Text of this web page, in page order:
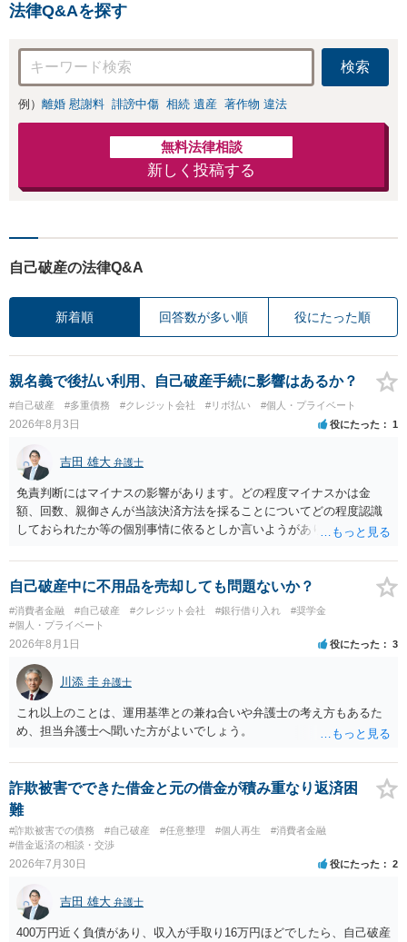
法律Q&Aを探す
検索
例） 離婚 慰謝料 誹謗中傷 相続 遺産 著作物 違法
無料法律相談
新しく投稿する
自己破産の法律Q&A
新着順 回答数が多い順 役にたった順
親名義で後払い利用、自己破産手続に影響はあるか？
#自己破産 #多重債務 #クレジット会社 #リボ払い #個人・プライベート
2026年8月3日 役にたった 1
吉田 雄大 弁護士
免責判断にはマイナスの影響があります。どの程度マイナスかは金
額、回数、親御さんが当該決済方法を採ることについてどの程度認識
しておられたか等の個別事情に依るとしか言いようがありません。 と
なって相談し、善後策を考えることをお勧めします。
自己破産中に不用品を売却しても問題ないか？
#消費者金融 #自己破産 #クレジット会社 #銀行借り入れ
#奨学金
#個人・プライベート
2026年8月1日 役にたった 3
川添 圭 弁護士
これ以上のことは、運用基準との兼ね合いや弁護士の考え方もあるた
め、担当弁護士へ聞いた方がよいでしょう。
詐欺被害でできた借金と元の借金が積み重なり返済困
難
#詐欺被害での債務 #自己破産 #任意整理 #個人再生
#消費者金融
#借金返済の相談・交渉
2026年7月30日 役にたった 2
吉田 雄大 弁護士
400万円近く負債があり、収入が手取り16万円ほどでしたら、自己破産